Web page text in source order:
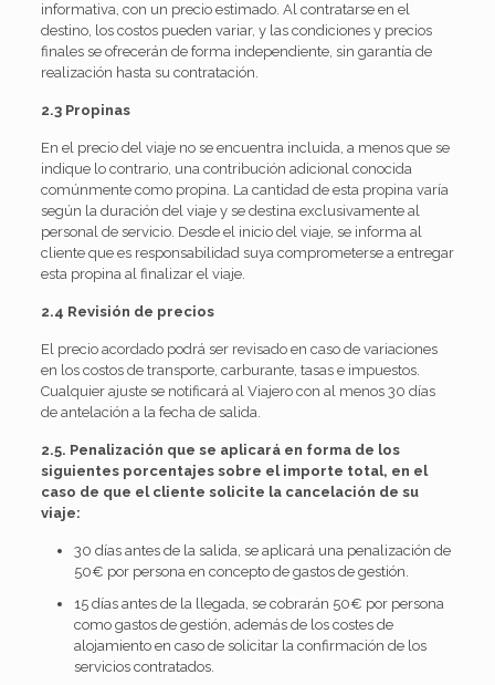
informativa, con un precio estimado. Al contratarse en el
destino, los costos pueden variar, y las condiciones y precios
finales se ofrecerán de forma independiente, sin garantía de
realización hasta su contratación.
2.3 Propinas
En el precio del viaje no se encuentra incluida, a menos que se
indique lo contrario, una contribución adicional conocida
comúnmente como propina. La cantidad de esta propina varía
según la duración del viaje y se destina exclusivamente al
personal de servicio. Desde el inicio del viaje, se informa al
cliente que es responsabilidad suya comprometerse a entregar
esta propina al finalizar el viaje.
2.4 Revisión de precios
El precio acordado podrá ser revisado en caso de variaciones
en los costos de transporte, carburante, tasas e impuestos.
Cualquier ajuste se notificará al Viajero con al menos 30 días
de antelación a la fecha de salida.
2.5. Penalización que se aplicará en forma de los
siguientes porcentajes sobre el importe total, en el
caso de que el cliente solicite la cancelación de su
viaje:
30 días antes de la salida, se aplicará una penalización de
50€ por persona en concepto de gastos de gestión.
15 días antes de la llegada, se cobrarán 50€ por persona
como gastos de gestión, además de los costes de
alojamiento en caso de solicitar la confirmación de los
servicios contratados.